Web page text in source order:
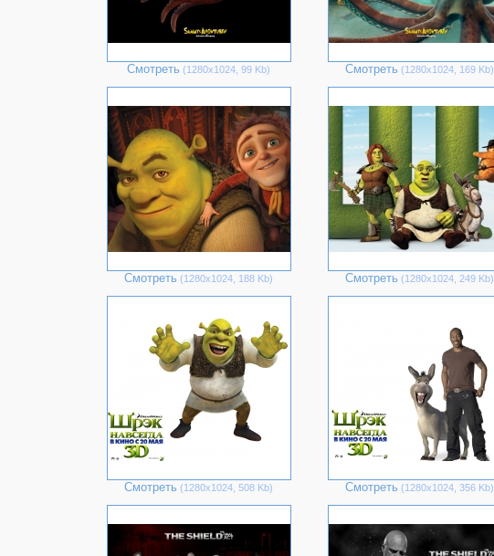
Смотреть (1280х1024, 99 Kb) Смотреть (1280х1024, 169 Kb)
Смотреть (1280х1024, 188 Kb) Смотреть (1280х1024, 249 Kb)
Смотреть (1280х1024, 508 Kb) Смотреть (1280х1024, 356 Kb)